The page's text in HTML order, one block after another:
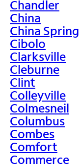
Chandler
China
China Spring
Cibolo
Clarksville
Cleburne
Clint
Colleyville
Colmesneil
Columbus
Combes
Comfort
Commerce